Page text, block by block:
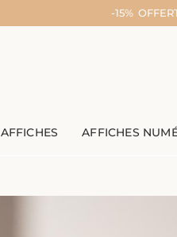
-15%
AFFICHES AFFICHES